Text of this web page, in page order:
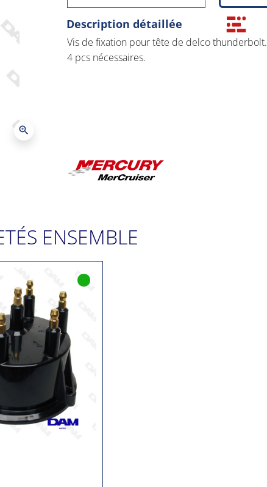
zoom_in
Description détaillée
Vis de fixation pour tête de delco thunderbolt.
4 pcs nécessaires.
ENSEMBLE